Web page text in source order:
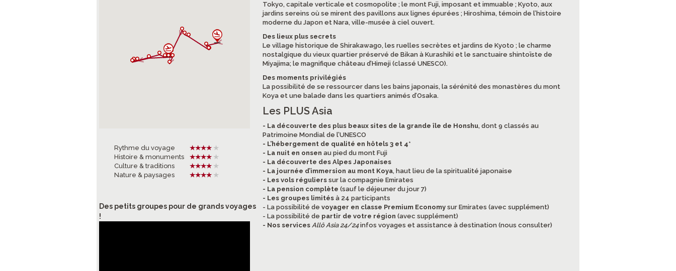
Rythme du voyage
Histoire & monuments
Culture & traditions
Nature & paysages
Des petits groupes pour de grands voyages
!
Tokyo, capitale verticale et cosmopolite ; le mont Fuji, imposant et immuable ; Kyoto, aux
jardins sereins où se mirent des pavillons aux lignes épurées ; Hiroshima, témoin de l’histoire
moderne du Japon et Nara, ville-musée à ciel ouvert.
Des lieux plus secrets
Le village historique de Shirakawago, les ruelles secrètes et jardins de Kyoto ; le charme
nostalgique du vieux quartier préservé de Bikan à Kurashiki et le sanctuaire shintoïste de
Miyajima; le magnifique château d’Himeji (classé UNESCO).
Des moments privilégiés
La possibilité de se ressourcer dans les bains japonais, la sérénité des monastères du mont
Koya et une balade dans les quartiers animés d’Osaka.
Les PLUS Asia
- La découverte des plus beaux sites de la grande île de Honshu, dont 9 classés au
Patrimoine Mondial de l’UNESCO
- L’hébergement de qualité en hôtels 3 et 4*
- La nuit en onsen au pied du mont Fuji
- La découverte des Alpes Japonaises
- La journée d’immersion au mont Koya, haut lieu de la spiritualité japonaise
- Les vols réguliers sur la compagnie Emirates
- La pension complète (sauf le déjeuner du jour 7)
- Les groupes limitésà 24 participants
- La possibilité de voyager en classe Premium Economysur Emirates (avec supplément)
- La possibilité de partir de votre région (avec supplément)
- Nos services Allô Asia 24/24infos voyages et assistance à destination (nous consulter)